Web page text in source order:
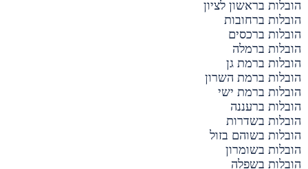
הובלות בראשון לציון
הובלות ברחובות
הובלות ברכסים
הובלות ברמלה
הובלות ברמת גן
הובלות ברמת השרון
הובלות ברמת ישי
הובלות ברעננה
הובלות בשדרות
הובלות בשוהם בזול
הובלות בשומרון
הובלות בשפלה